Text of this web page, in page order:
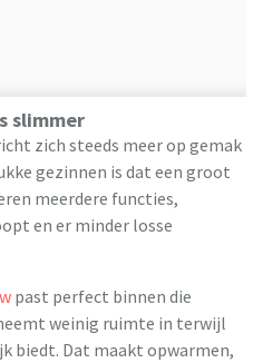
slimmer
zich steeds meer op gemak
gezinnen is dat een groot
meerdere functies,
en er minder losse
past perfect binnen die
weinig ruimte in terwijl
biedt. Dat maakt opwarmen,